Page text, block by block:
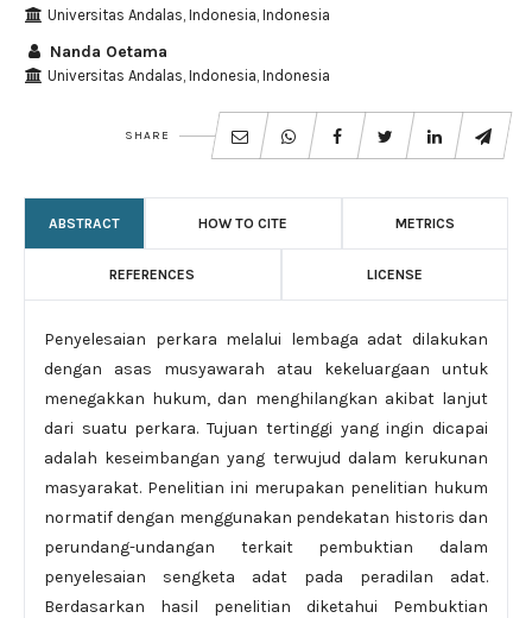
Universitas Andalas, Indonesia, Indonesia
Nanda Oetama
Universitas Andalas, Indonesia, Indonesia
SHARE
ABSTRACT HOW TO CITE METRICS
REFERENCES LICENSE
Penyelesaian perkara melalui lembaga adat dilakukan
dengan asas musyawarah atau kekeluargaan untuk
menegakkan hukum, dan menghilangkan akibat lanjut
dari suatu perkara. Tujuan tertinggi yang ingin dicapai
adalah keseimbangan yang terwujud dalam kerukunan
masyarakat. Penelitian ini merupakan penelitian hukum
normatif dengan menggunakan pendekatan historis dan
perundang-undangan terkait pembuktian dalam
penyelesaian sengketa adat pada peradilan adat.
Berdasarkan hasil penelitian diketahui Pembuktian